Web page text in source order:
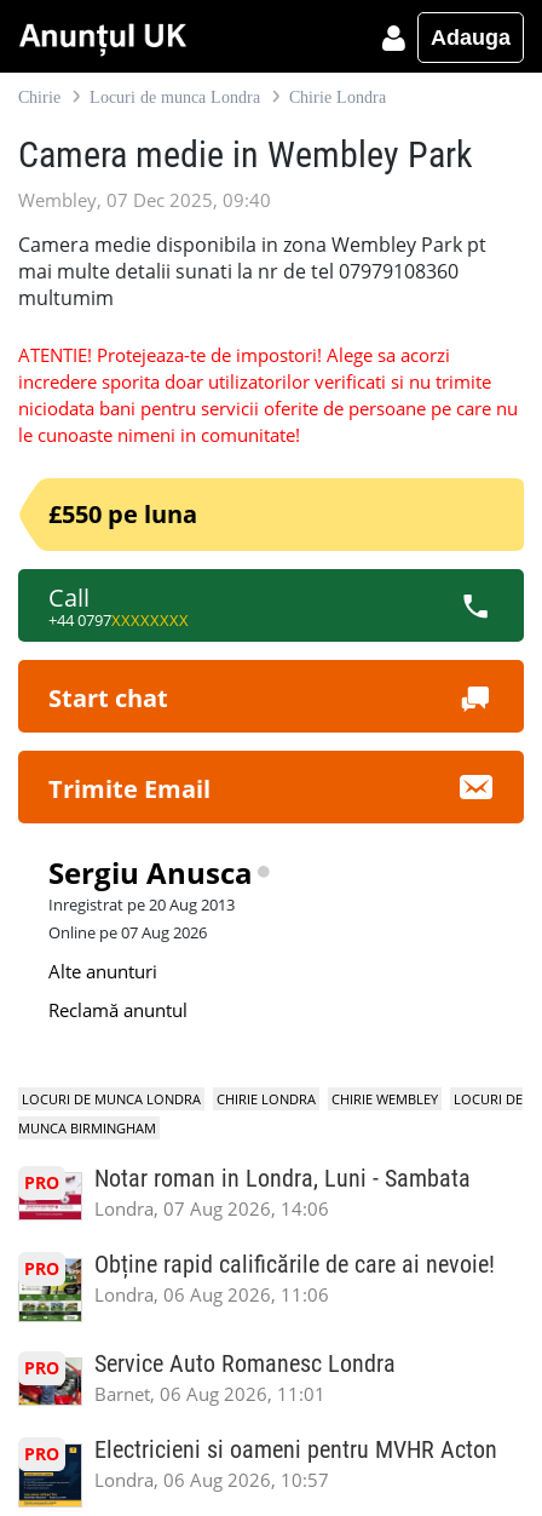
Adauga
Chirie Locuri de munca Londra Chirie Londra
Camera medie in Wembley Park
Wembley, 07 Dec 2025, 09:40
Camera medie disponibila in zona Wembley Park pt
mai multe detalii sunati la nr de tel 07979108360
multumim
ATENTIE! Protejeaza-te de impostori! Alege sa acorzi
incredere sporita doar utilizatorilor verificati si nu trimite
niciodata bani pentru servicii oferite de persoane pe care nu
le cunoaste nimeni in comunitate!
£550 pe luna
Call
+44 0797XXXXXXXX
Start chat
Trimite Email
Sergiu Anusca
Inregistrat pe 20 Aug 2013
Online pe 07 Aug 2026
Alte anunturi
Reclamă anuntul
LOCURI DE MUNCA LONDRA CHIRIE LONDRA CHIRIE WEMBLEY
LOCURI DE
MUNCA BIRMINGHAM
PRO Notar roman in Londra, Luni - Sambata
Londra, 07 Aug 2026, 14:06
PRO Obține rapid calificările de care ai nevoie!
Londra, 06 Aug 2026, 11:06
PRO Service Auto Romanesc Londra
Barnet, 06 Aug 2026, 11:01
PRO Electricieni si oameni pentru MVHR Acton
Londra, 06 Aug 2026, 10:57